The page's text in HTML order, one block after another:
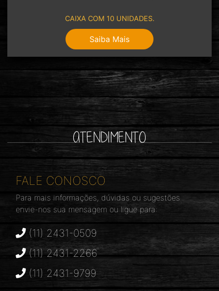
CAIXA COM 10 UNIDADES.
Saiba Mais
ATENDIMENTO
FALE CONOSCO
Para mais informações, dúvidas ou sugestões
envie-nos sua mensagem ou ligue para:
(11) 2431-0509
(11) 2431-2266
(11) 2431-9799